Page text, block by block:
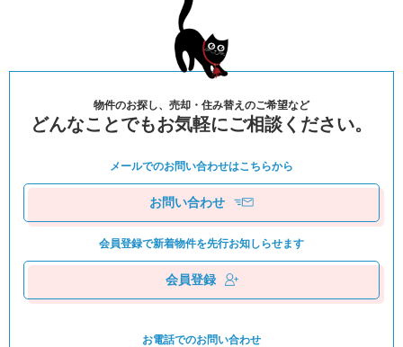
物件のお探し、売却・住み替えのご希望など
どんなことでもお気軽にご相談ください。
メールでのお問い合わせはこちらから
お問い合わせ
会員登録で新着物件を先⾏お知しらせます
会員登録
お電話でのお問い合わせ